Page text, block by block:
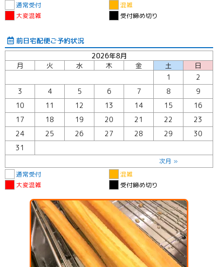
通常受付
混雑
大変混雑
受付締め切り
前日宅配便ご予約状況
2026年8月
月
火 水 木 金 土
日
1
2
3
4 5 6 7 8
9
10
11 12 13 14 15
16
17
18 19 20 21 22
23
24
25 26 27 28 29
30
31
次月 »
通常受付
混雑
大変混雑
受付締め切り